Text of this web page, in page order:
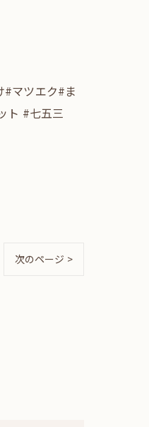
マツエク#ま
ト #七五三
次のページ >